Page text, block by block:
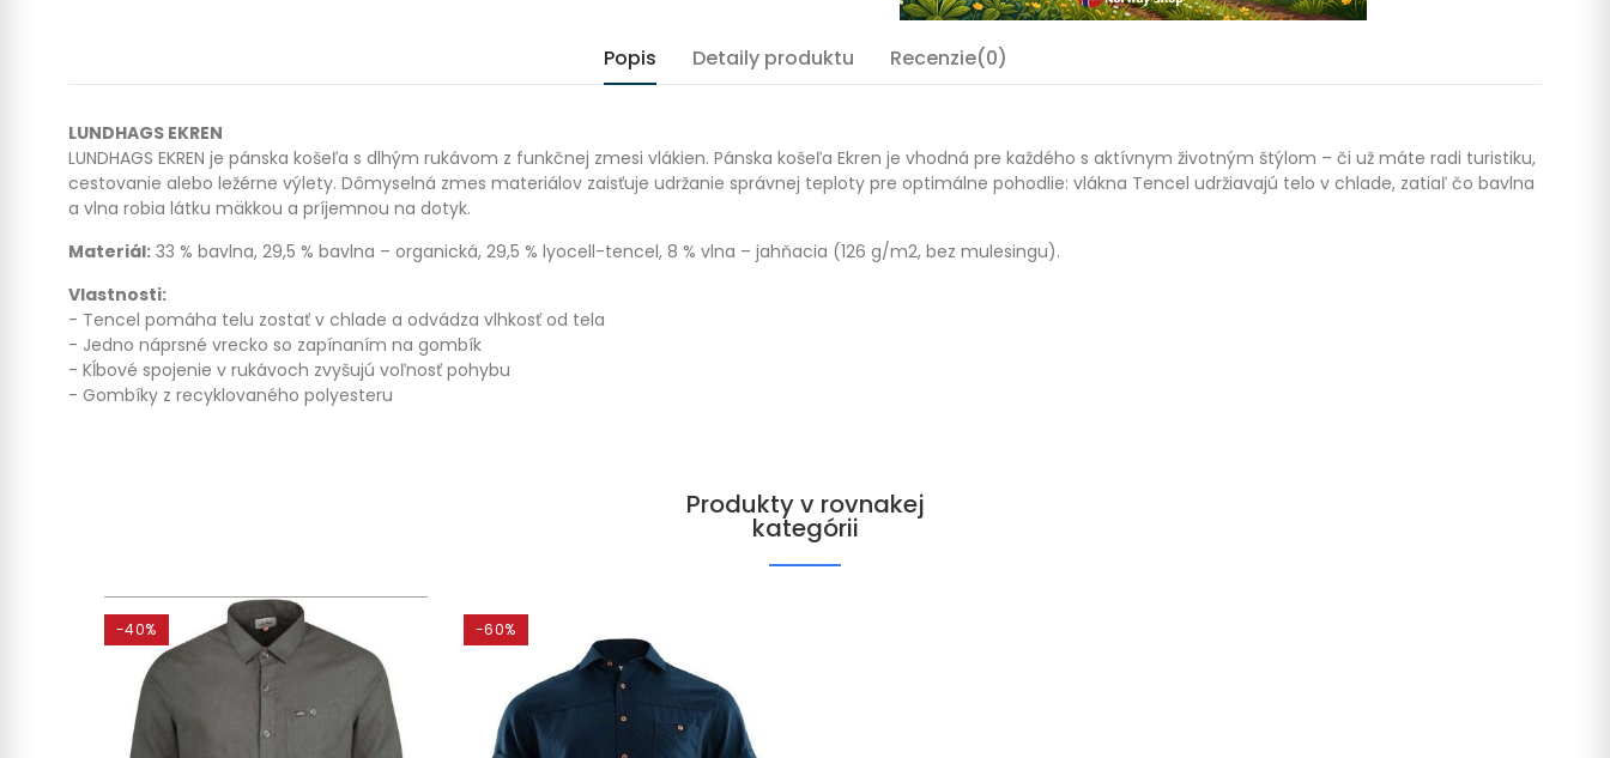
Popis Detaily produktu Recenzie(0)
LUNDHAGS EKREN
LUNDHAGS EKREN je pánska košeľa s dlhým rukávom z funkčnej zmesi vlákien. Pánska košeľa Ekren je vhodná pre každého s aktívnym životným štýlom – či už máte radi turistiku,
cestovanie alebo ležérne výlety. Dômyselná zmes materiálov zaisťuje udržanie správnej teploty pre optimálne pohodlie: vlákna Tencel udržiavajú telo v chlade, zatiaľ čo bavlna
a vlna robia látku mäkkou a príjemnou na dotyk.
Materiál: 33 % bavlna, 29,5 % bavlna – organická, 29,5 % lyocell-tencel, 8 % vlna – jahňacia (126 g/m2, bez mulesingu).
Vlastnosti:
- Tencel pomáha telu zostať v chlade a odvádza vlhkosť od tela
- Jedno náprsné vrecko so zapínaním na gombík
- Kĺbové spojenie v rukávoch zvyšujú voľnosť pohybu
- Gombíky z recyklovaného polyesteru
Produkty v rovnakej
kategórii
-40% -60%